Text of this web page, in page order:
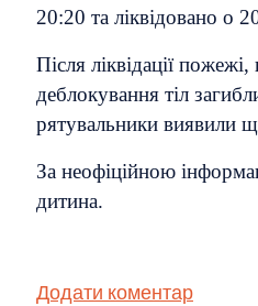
20:20 та ліквідовано о
Після ліквідації
деблокування тіл
рятувальники виявили
За неофіційною
дитина.
Додати коментар